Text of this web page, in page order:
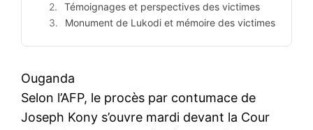
Témoignages et perspectives des victimes
Monument de Lukodi et mémoire des victimes
Ouganda
Selon l’AFP, le procès par contumace de
Joseph Kony s’ouvre mardi devant la Cour